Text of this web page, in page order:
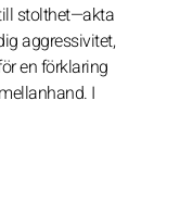
stolthet—akta
aggressivitet,
en förklaring
I